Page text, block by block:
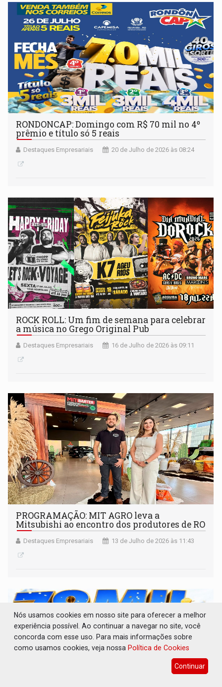
RONDONCAP: Domingo com R$ 70 mil no 4º
prêmio e título só 5 reais
Destaques Empresariais 20 de Julho de 2026 às 08:24
ROCK ROLL: Um fim de semana para celebrar
a música no Grego Original Pub
Destaques Empresariais 16 de Julho de 2026 às 09:11
PROGRAMAÇÃO: MIT AGRO leva a
Mitsubishi ao encontro dos produtores de RO
Destaques Empresariais 13 de Julho de 2026 às 11:43
Nós usamos cookies em nosso site para oferecer a melhor
experiência possível. Ao continuar a navegar no site, você
concorda com esse uso. Para mais informações sobre
como usamos cookies, veja nossa Política de Cookies
Continuar